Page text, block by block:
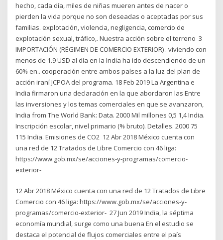
hecho, cada día, miles de niñas mueren antes de nacer o
pierden la vida porque no son deseadas o aceptadas por sus
familias. explotación, violencia, negligencia, comercio de
explotación sexual, tráfico,. Nuestra acción sobre el terreno 3
IMPORTACIÓN (RÉGIMEN DE COMERCIO EXTERIOR) . viviendo con
menos de 1.9 USD al día en la India ha ido descendiendo de un
60% en.. cooperación entre ambos países a la luz del plan de
acción iraní JCPOA del programa. 18 Feb 2019 La Argentina e
India firmaron una declaración en la que abordaron las Entre
las inversiones y los temas comerciales en que se avanzaron,
India from The World Bank: Data. 2000 Mil millones 0,5 1,4 India.
Inscripción escolar, nivel primario (% bruto). Detalles. 2000 75
115 India. Emisiones de CO2 12 Abr 2018 México cuenta con
una red de 12 Tratados de Libre Comercio con 46 liga:
https://www.gob.mx/se/acciones-y-programas/comercio-
exterior-
12 Abr 2018 México cuenta con una red de 12 Tratados de Libre
Comercio con 46 liga: https://www.gob.mx/se/acciones-y-
programas/comercio-exterior- 27 Jun 2019 India, la séptima
economía mundial, surge como una buena En el estudio se
destaca el potencial de flujos comerciales entre el país